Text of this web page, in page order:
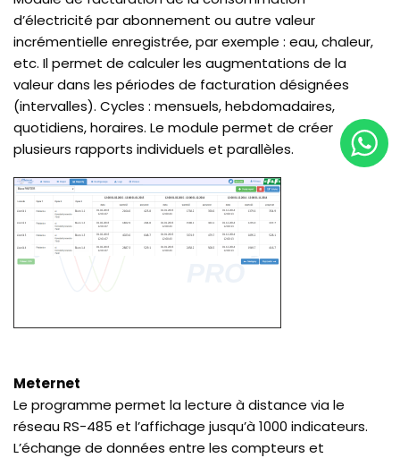
d’électricité par abonnement ou autre valeur
incrémentielle enregistrée, par exemple : eau, chaleur,
etc. Il permet de calculer les augmentations de la
valeur dans les périodes de facturation désignées
(intervalles). Cycles : mensuels, hebdomadaires,
quotidiens, horaires. Le module permet de créer
plusieurs rapports individuels et parallèles.
Meternet
Le programme permet la lecture à distance via le
réseau RS-485 et l’affichage jusqu’à 1000 indicateurs.
L’échange de données entre les compteurs et